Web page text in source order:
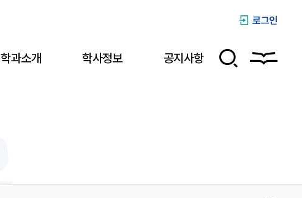
로그인
학과소개 학사정보 공지사항